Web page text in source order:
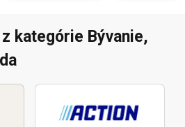
kategórie Bývanie,